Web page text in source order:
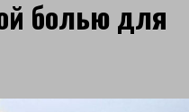
болью для